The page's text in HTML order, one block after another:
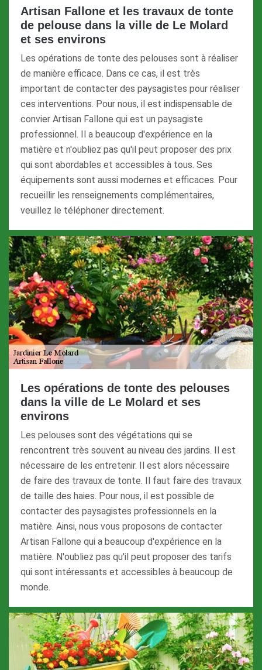
Artisan Fallone et les travaux de tonte
de pelouse dans la ville de Le Molard
et ses environs
Les opérations de tonte des pelouses sont à réaliser
de manière efficace. Dans ce cas, il est très
important de contacter des paysagistes pour réaliser
ces interventions. Pour nous, il est indispensable de
convier Artisan Fallone qui est un paysagiste
professionnel. Il a beaucoup d'expérience en la
matière et n'oubliez pas qu'il peut proposer des prix
qui sont abordables et accessibles à tous. Ses
équipements sont aussi modernes et efficaces. Pour
recueillir les renseignements complémentaires,
veuillez le téléphoner directement.
Les opérations de tonte des pelouses
dans la ville de Le Molard et ses
environs
Les pelouses sont des végétations qui se
rencontrent très souvent au niveau des jardins. Il est
nécessaire de les entretenir. Il est alors nécessaire
de faire des travaux de tonte. Il faut faire des travaux
de taille des haies. Pour nous, il est possible de
contacter des paysagistes professionnels en la
matière. Ainsi, nous vous proposons de contacter
Artisan Fallone qui a beaucoup d'expérience en la
matière. N'oubliez pas qu'il peut proposer des tarifs
qui sont intéressants et accessibles à beaucoup de
monde.